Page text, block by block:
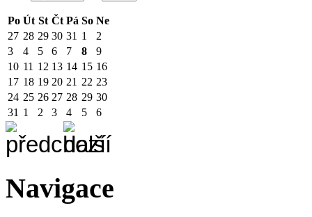
Po Út St Čt Pá So Ne
27 28 29 30 31 1
2
3
4 5 6 7 8
9
10 11 12 13 14 15 16
17 18 19 20 21 22 23
24 25 26 27 28 29 30
31 1 2 3 4 5 6
Navigace